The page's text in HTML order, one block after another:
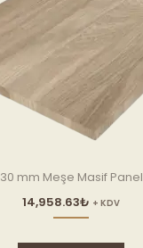
30 mm Meşe Masif Panel
14,958.63₺ + KDV